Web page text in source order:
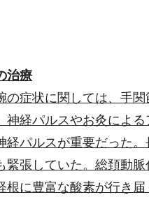
治療
の症状に関しては、手
経パルスやお灸による
経パルスが重要だった
緊張していた。総頚動
根に豊富な酸素が行き